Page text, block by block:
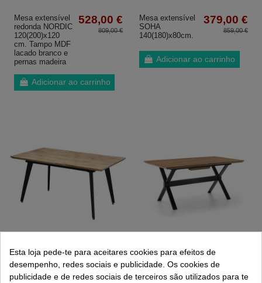
Mesa extensível
redonda NORDIC
120(200)x120
cm. Tampo MDF
lacado branco e
pernas madeira
528,00 €
809,00 €
Adicionar ao carrinho
Mesa extensível
SOHA
140(180)x80cm.
379,00 €
859,00 €
Adicionar ao carrinho
Mesa extensível
industrial BOB
479,00 €
895,00 €
MESA
EXTENSÍVEL
538,00 €
990,00 €
Esta loja pede-te para aceitares cookies para efeitos de
desempenho, redes sociais e publicidade. Os cookies de
publicidade e de redes sociais de terceiros são utilizados para te